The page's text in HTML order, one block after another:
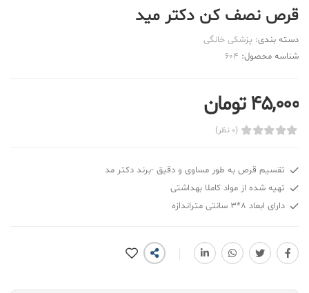
قرص نصف کن دکتر مید
دسته بندی: پزشکی خانگی
شناسه محصول: 604
45,000 تومان
(0 نظر)
تقسیم قرص به طور مساوی و دقیق -برند دکتر مد
تهیه شده از مواد کاملا بهداشتی
دارای ابعاد ۸*۳ سانتی متراندازه